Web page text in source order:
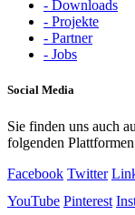
- Downloads
- Projekte
- Partner
- Jobs
Social Media
Sie finden uns auch
folgenden Plattformen
Facebook Twitter
YouTube Pinterest